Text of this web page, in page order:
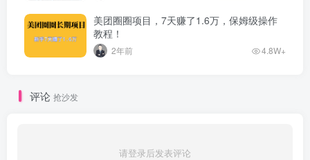
美团圈圈项目，7天赚了1.6万，保姆级操作
教程！
2年前 4.8W+
评论 抢沙发
请登录后发表评论